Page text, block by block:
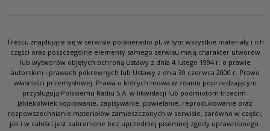
Treści, znajdujące się w serwisie polskieradio.pl, w tym wszystkie materiały i ich
części oraz poszczególne elementy samego serwisu mają charakter utworów
lub wytworów objętych ochroną Ustawy z dnia 4 lutego 1994 r. o prawie
autorskim i prawach pokrewnych lub Ustawy z dnia 30 czerwca 2000 r. Prawo
własności przemysłowej. Prawa o których mowa w zdaniu poprzedzającym
przysługują Polskiemu Radiu S.A. w likwidacji lub podmiotom trzecim.
Jakiekolwiek kopiowanie, zapisywanie, powielanie, reprodukowanie oraz
rozpowszechnianie materiałów zamieszczonych w serwisie, zarówno w części,
jak i w całości jest zabronione bez uprzedniej pisemnej zgody uprawnionego.